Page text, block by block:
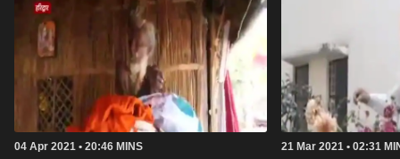
04 Apr 2021 • 20:46 MINS 21 Mar 2021 • 02:31